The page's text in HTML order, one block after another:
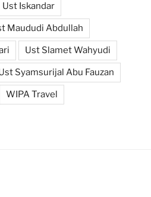
Ust Iskandar
Maududi Abdullah
Ust Slamet Wahyudi
Syamsurijal Abu Fauzan
WIPA Travel